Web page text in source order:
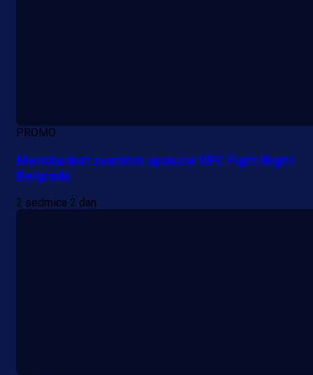
PROMO
Meridianbet zvanični sponzor UFC Fight Night
Belgrade
2 sedmica 2 dan